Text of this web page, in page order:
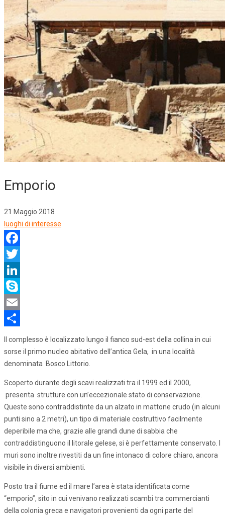
Emporio
21 Maggio 2018
luoghi di interesse
Facebook
Twitter
LinkedIn
Skype
Email
Il complesso è localizzato lungo il fianco sud-est della collina in cui
sorse il primo nucleo abitativo dell’antica Gela, in una località
denominata Bosco Littorio.
Scoperto durante degli scavi realizzati tra il 1999 ed il 2000,
presenta strutture con un’eccezionale stato di conservazione.
Queste sono contraddistinte da un alzato in mattone crudo (in alcuni
punti sino a 2 metri), un tipo di materiale costruttivo facilmente
deperibile ma che, grazie alle grandi dune di sabbia che
contraddistinguono il litorale gelese, si è perfettamente conservato. I
muri sono inoltre rivestiti da un fine intonaco di colore chiaro, ancora
visibile in diversi ambienti.
Posto tra il fiume ed il mare l’area è stata identificata come
“emporio”, sito in cui venivano realizzati scambi tra commercianti
della colonia greca e navigatori provenienti da ogni parte del